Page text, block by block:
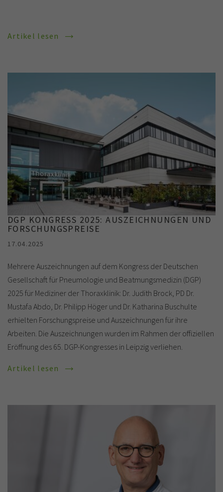
Artikel lesen
DGP KONGRESS 2025: AUSZEICHNUNGEN UND
FORSCHUNGSPREISE
17.04.2025
Mehrere Auszeichnungen auf dem Kongress der Deutschen
Gesellschaft für Pneumologie und Beatmungsmedizin (DGP)
2025 für Mediziner der Thoraxklinik: Dr. Judith Brock, PD Dr.
Mustafa Abdo, Dr. Philipp Höger und Dr. Katharina Buschulte
erhielten Forschungspreise und Auszeichnungen für ihre
Arbeiten. Die Auszeichnungen wurden im Rahmen der offiziellen
Eröffnung des 65. DGP-Kongresses in Leipzig verliehen.
Artikel lesen